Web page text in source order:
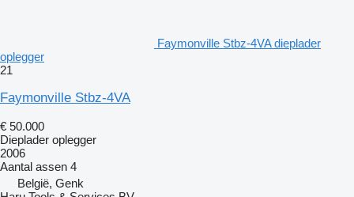
Faymonville Stbz-4VA dieplader
oplegger
21
Faymonville Stbz-4VA
€ 50.000
Dieplader oplegger
2006
Aantal assen 4
België, Genk